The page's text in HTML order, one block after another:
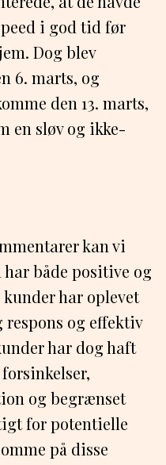
i god tid før
Dog blev
6. marts, og
den 13. marts,
en sløv og ikke-
kan vi
både positive og
har oplevet
og effektiv
har dog haft
og begrænset
for potentielle
på disse